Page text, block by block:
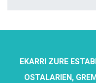
EKARRI ZURE
OSTALARIEN,